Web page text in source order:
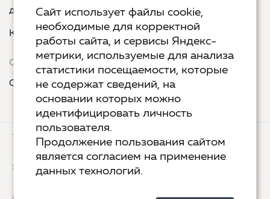
двоеточия»
Курс «Я пишу - мне отвечают»
Сервисы
Организовать акцию в своем городе
ТЕХ.ПОДДЕРЖКА
ХОСТИНГ YANDEX CLOUD
Сайт использует файлы cookie,
необходимые для корректной
работы сайта, и сервисы Яндекс-
метрики, используемые для анализа
статистики посещаемости, которые
не содержат сведений, на
основании которых можно
идентифицировать личность
пользователя.
Продолжение пользования сайтом
является согласием на применение
данных технологий.